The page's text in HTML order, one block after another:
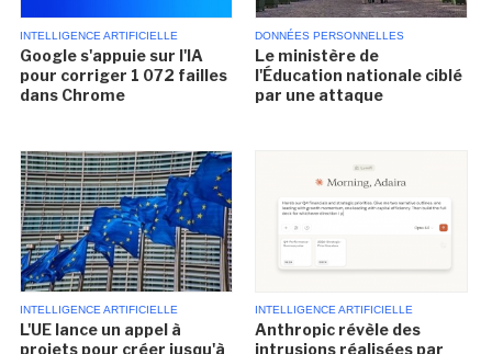
INTELLIGENCE ARTIFICIELLE
Google s'appuie sur l'IA
pour corriger 1 072 failles
dans Chrome
DONNÉES PERSONNELLES
Le ministère de
l'Éducation nationale ciblé
par une attaque
INTELLIGENCE ARTIFICIELLE
L'UE lance un appel à
projets pour créer jusqu'à
INTELLIGENCE ARTIFICIELLE
Anthropic révèle des
intrusions réalisées par